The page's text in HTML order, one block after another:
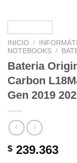
INICIO /
NOTEBOOKS /
Bateria
Carbon
Gen 2019
$ 239.363